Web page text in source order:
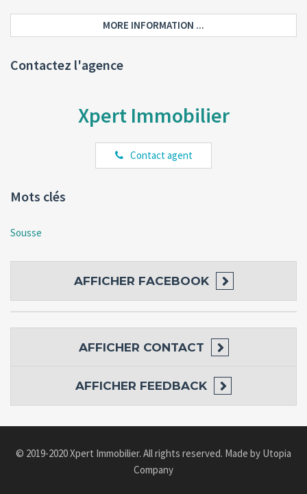
MORE INFORMATION ...
Contactez l'agence
Xpert Immobilier
Contact agent
Mots clés
Sousse
AFFICHER FACEBOOK
AFFICHER CONTACT
AFFICHER FEEDBACK
© 2019-2020Xpert Immobilier. All rights reserved. Made by Utopia
Company